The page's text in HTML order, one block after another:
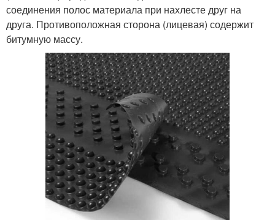
соединения полос материала при нахлесте друг на
друга. Противоположная сторона (лицевая) содержит
битумную массу.